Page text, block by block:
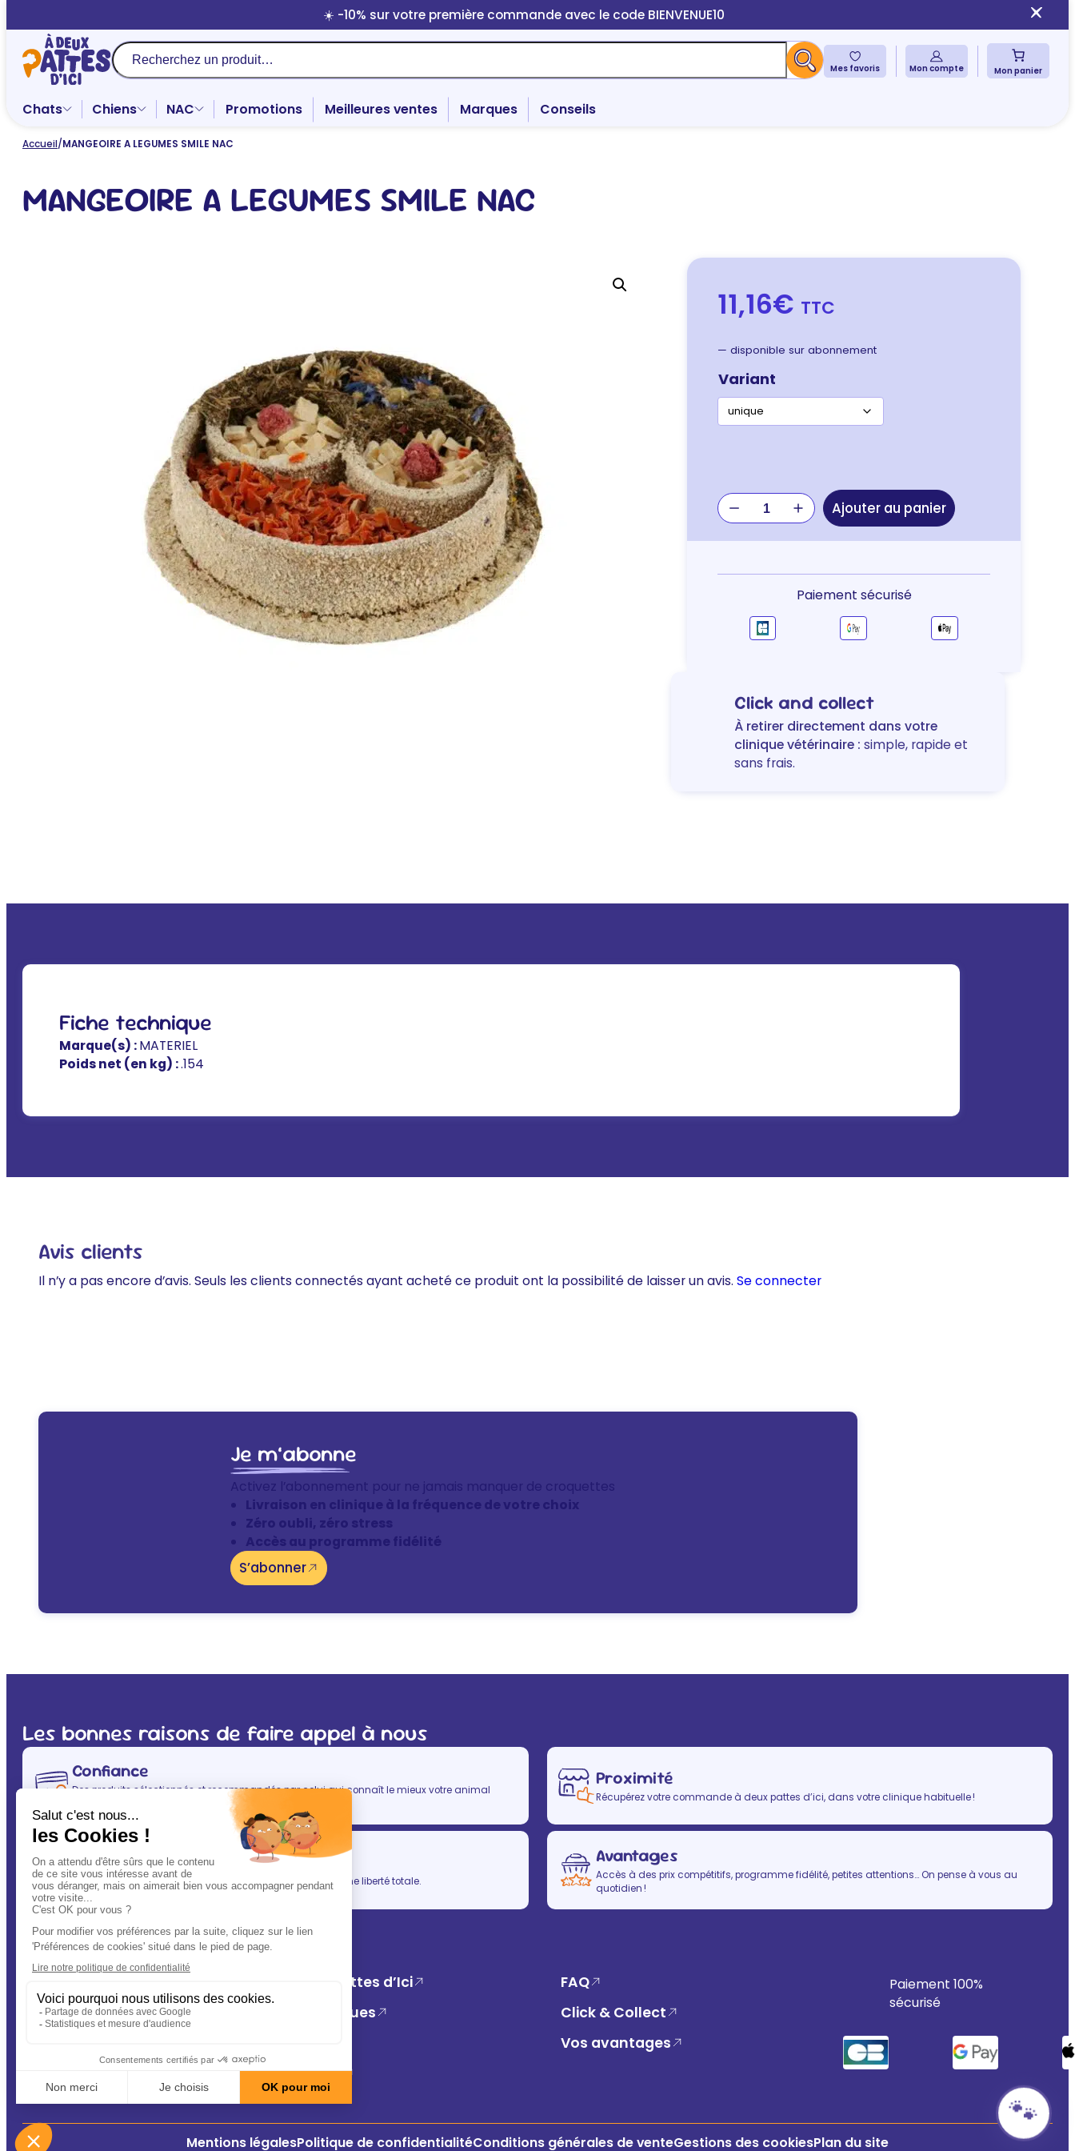
au
contenu
☀️ -10% sur votre première commande avec le code BIENVENUE10
Recherche
Mes favoris Mon compte Mon panier
Chats Chiens NAC Promotions Meilleures ventes Marques Conseils
Accueil/MANGEOIRE A LEGUMES SMILE NAC
MANGEOIRE A LEGUMES SMILE NAC
11,16€ TTC
— disponible sur abonnement
Variant
quantité
de
MANGEOIRE
LEGUMES
Ajouter au panier
Paiement sécurisé
Click and collect
À retirer directement dans votre
clinique vétérinaire : simple, rapide et
sans frais.
Fiche technique
Marque(s) :MATERIEL
Poids net (en kg) :.154
Avis clients
Il n’y a pas encore d’avis. Seuls les clients connectés ayant acheté ce produit ont la possibilité de laisser un avis. Se connecter
Je m’abonne
Activez l’abonnement pour ne jamais manquer de croquettes
Livraison en clinique à la fréquence de votre choix
Zéro oubli, zéro stress
Accès au programme fidélité
S’abonner
Les bonnes raisons de faire appel à nous
Confiance
Des produits sélectionnés et recommandés par celui qui connaît le mieux votre animal
(après vous évidemment ! ) : votre vétérinaire.
Proximité
Récupérez votre commande à deux pattes d’ici, dans votre clinique habituelle !
Simplicité
En un clic, vous allégez votre quotidien, tout en gardant une liberté totale.
Avantages
Accès à des prix compétitifs, programme fidélité, petites attentions… On pense à vous au
quotidien !
A Deux Pattes d’Ici
FAQ
Nos cliniques
Click & Collect
Vos avantages
Conseils
Paiement 100%
sécurisé
Mentions légalesPolitique de confidentialitéConditions générales de venteGestions des cookiesPlan du site
🐾